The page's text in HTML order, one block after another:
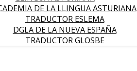
DE LA LLINGUA ASTURIANA
TRADUCTOR ESLEMA
DGLA DE LA NUEVA ESPAÑA
TRADUCTOR GLOSBE